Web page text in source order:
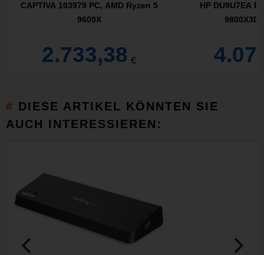
CAPTIVA 103979 PC, AMD Ryzen 5
9600X
2.733,38 €
HP DU9U7EA
9800X3D
DIESE ARTIKEL KÖNNTEN SIE
AUCH INTERESSIEREN: